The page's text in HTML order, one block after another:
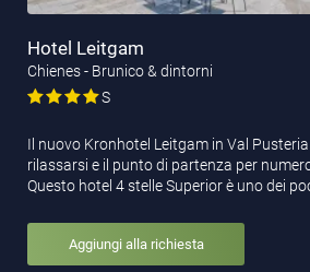
Hotel Leitgam
Chienes - Brunico & dintorni
S
Il nuovo Kronhotel Leitgam in Val
rilassarsi e il punto di partenza per
Questo hotel 4 stelle Superior è uno dei
Aggiungi alla richiesta